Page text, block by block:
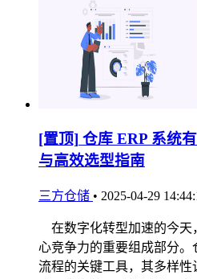
[置顶] 仓库 ERP 系统
与高效选型指南
三方仓储 • 2025-04-29
在数字化转型加速的今天
心竞争力的重要组成部分。
流程的关键工具，其多样性